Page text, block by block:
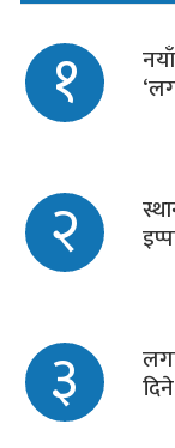
१
२
३